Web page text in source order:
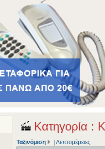
Κατηγορία :
Ταξινόμιση Λεπτομέρειες